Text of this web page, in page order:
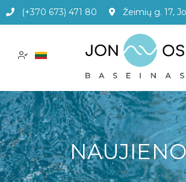
(+370 673) 471 80 Žeimių g. 17,
KAINOS
APIE MUS
ADMINISTRACINĖ INFORMACIJA
DUK